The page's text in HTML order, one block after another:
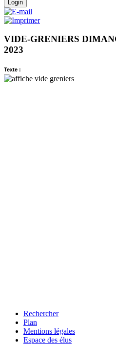
VIDE-GRENIERS
2023
Texte :
Rechercher
Plan
Mentions légales
Espace des élus